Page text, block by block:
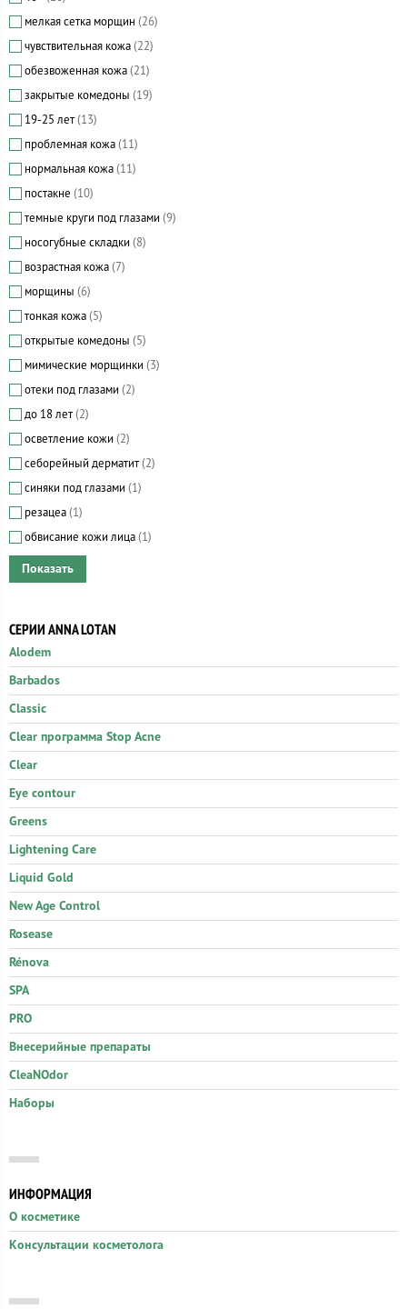
мелкая сетка морщин (26)
чувствительная кожа (22)
обезвоженная кожа (21)
закрытые комедоны (19)
19-25 лет(13)
проблемная кожа (11)
нормальная кожа (11)
постакне (10)
темные круги под глазами (9)
носогубные складки (8)
возрастная кожа (7)
морщины (6)
тонкая кожа (5)
открытые комедоны (5)
мимические морщинки (3)
отеки под глазами (2)
до 18 лет(2)
осветление кожи (2)
себорейный дерматит(2)
синяки под глазами (1)
резацеа (1)
обвисание кожи лица (1)
СЕРИИ ANNA LOTAN
Alodem
Barbados
Classic
Clear программа Stop Acne
Clear
Eye contour
Greens
Lightening Care
Liquid Gold
New Age Control
Rosease
Rénova
SPA
PRO
Внесерийные препараты
CleaNOdor
Наборы
ИНФОРМАЦИЯ
О косметике
Консультации косметолога